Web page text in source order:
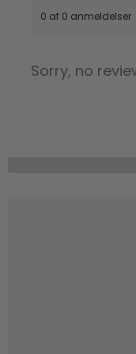
0 af 0 anmeldelser
Sorry, no